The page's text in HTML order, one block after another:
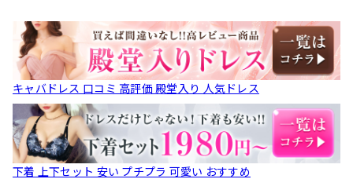
キャバドレス 口コミ 高評価 殿堂入り 人気ドレス
下着 上下セット 安い プチプラ 可愛い おすすめ